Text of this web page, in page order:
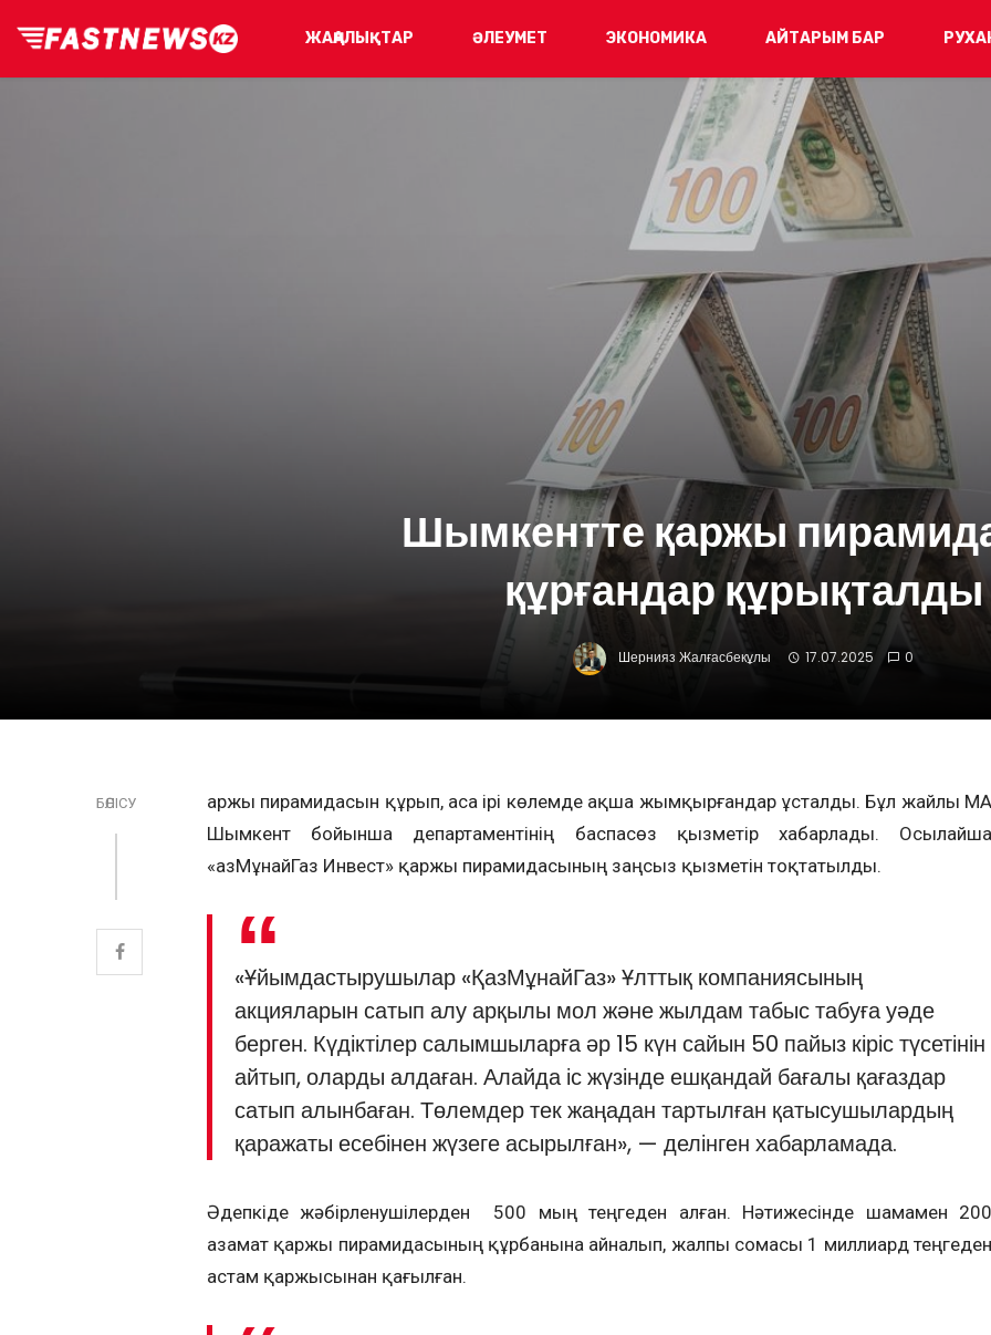
ЖАҢАЛЫҚТАР ӘЛЕУМЕТ ЭКОНОМИКА АЙТАРЫМ БАР
Шымкентте қаржы
құрғандар құрықталды
Шернияз Жалғасбекұлы 17.07.2025 0
БӨЛІСУ
Қаржы пирамидасын құрып, аса ірі көлемде ақша жымқырғандар ұсталды. Бұл жайлы ҚМА
Шымкент бойынша департаментінің баспасөз қызметір хабарлады. Осылайша
«ҚазМұнайГаз Инвест» қаржы пирамидасының заңсыз қызметін тоқтатылды.
«Ұйымдастырушылар «ҚазМұнайГаз» Ұлттық компаниясының
акцияларын сатып алу арқылы мол және жылдам табыс табуға уәде
берген. Күдіктілер салымшыларға әр 15 күн сайын 50 пайыз кіріс түсетінін
айтып, оларды алдаған. Алайда іс жүзінде ешқандай бағалы қағаздар
сатып алынбаған. Төлемдер тек жаңадан тартылған қатысушылардың
қаражаты есебінен жүзеге асырылған», — делінген хабарламада.
Әдепкіде жәбірленушілерден 500 мың теңгеден алған. Нәтижесінде шамамен 200
азамат қаржы пирамидасының құрбанына айналып, жалпы сомасы 1 миллиард теңгеден
астам қаржысынан қағылған.